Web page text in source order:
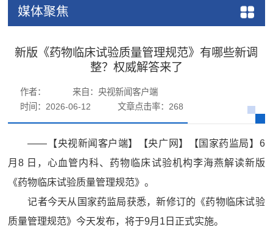
媒体聚焦
新版《药物临床试验质量管理规范》有哪些新调
整？权威解答来了
作者：
来自：央视新闻客户端
时间：2026-06-12
文章点击率： 268
——【央视新闻客户端】【央广网】【国家药监局】6
月8 日，心血管内科、药物临床试验机构李海燕解读新版
《药物临床试验质量管理规范》。
记者今天从国家药监局获悉，新修订的《药物临床试验
质量管理规范》今天发布，将于9月1日正式实施。